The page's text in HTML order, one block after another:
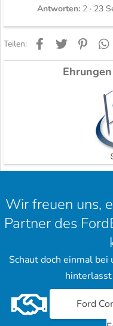
Antworten 2 23
Teilen: FacebookTwitter
Wir freuen uns,
Partner des
Schaut doch einmal
Ford